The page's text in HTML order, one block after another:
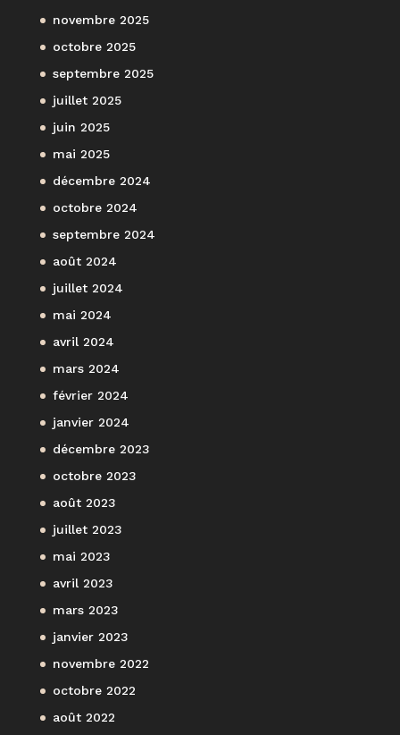
novembre 2025
octobre 2025
septembre 2025
juillet 2025
juin 2025
mai 2025
décembre 2024
octobre 2024
septembre 2024
août 2024
juillet 2024
mai 2024
avril 2024
mars 2024
février 2024
janvier 2024
décembre 2023
octobre 2023
août 2023
juillet 2023
mai 2023
avril 2023
mars 2023
janvier 2023
novembre 2022
octobre 2022
août 2022